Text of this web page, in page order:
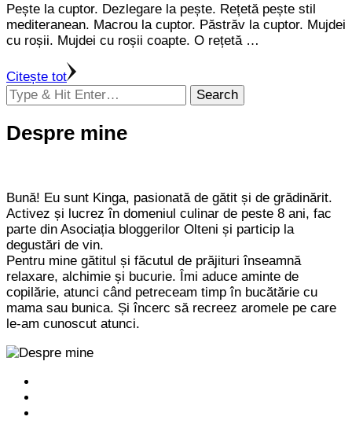
Pește la cuptor. Dezlegare la pește. Rețetă pește stil
mediteranean. Macrou la cuptor. Păstrăv la cuptor. Mujdei
cu roșii. Mujdei cu roșii coapte. O rețetă …
Citește tot
Looking
for
Something?
Despre mine
Bună! Eu sunt Kinga, pasionată de gătit și de grădinărit.
Activez și lucrez în domeniul culinar de peste 8 ani, fac
parte din Asociația bloggerilor Olteni și particip la
degustări de vin.
Pentru mine gătitul și făcutul de prăjituri înseamnă
relaxare, alchimie și bucurie. Îmi aduce aminte de
copilărie, atunci când petreceam timp în bucătărie cu
mama sau bunica. Și încerc să recreez aromele pe care
le-am cunoscut atunci.